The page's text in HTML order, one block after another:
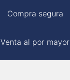
Compra segura
Venta al por mayor